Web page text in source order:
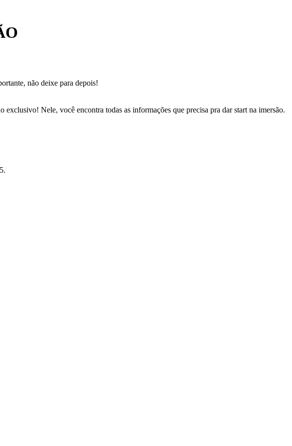
não deixe para depois!
Nele, você encontra todas as informações que precisa pra dar start na imersão.